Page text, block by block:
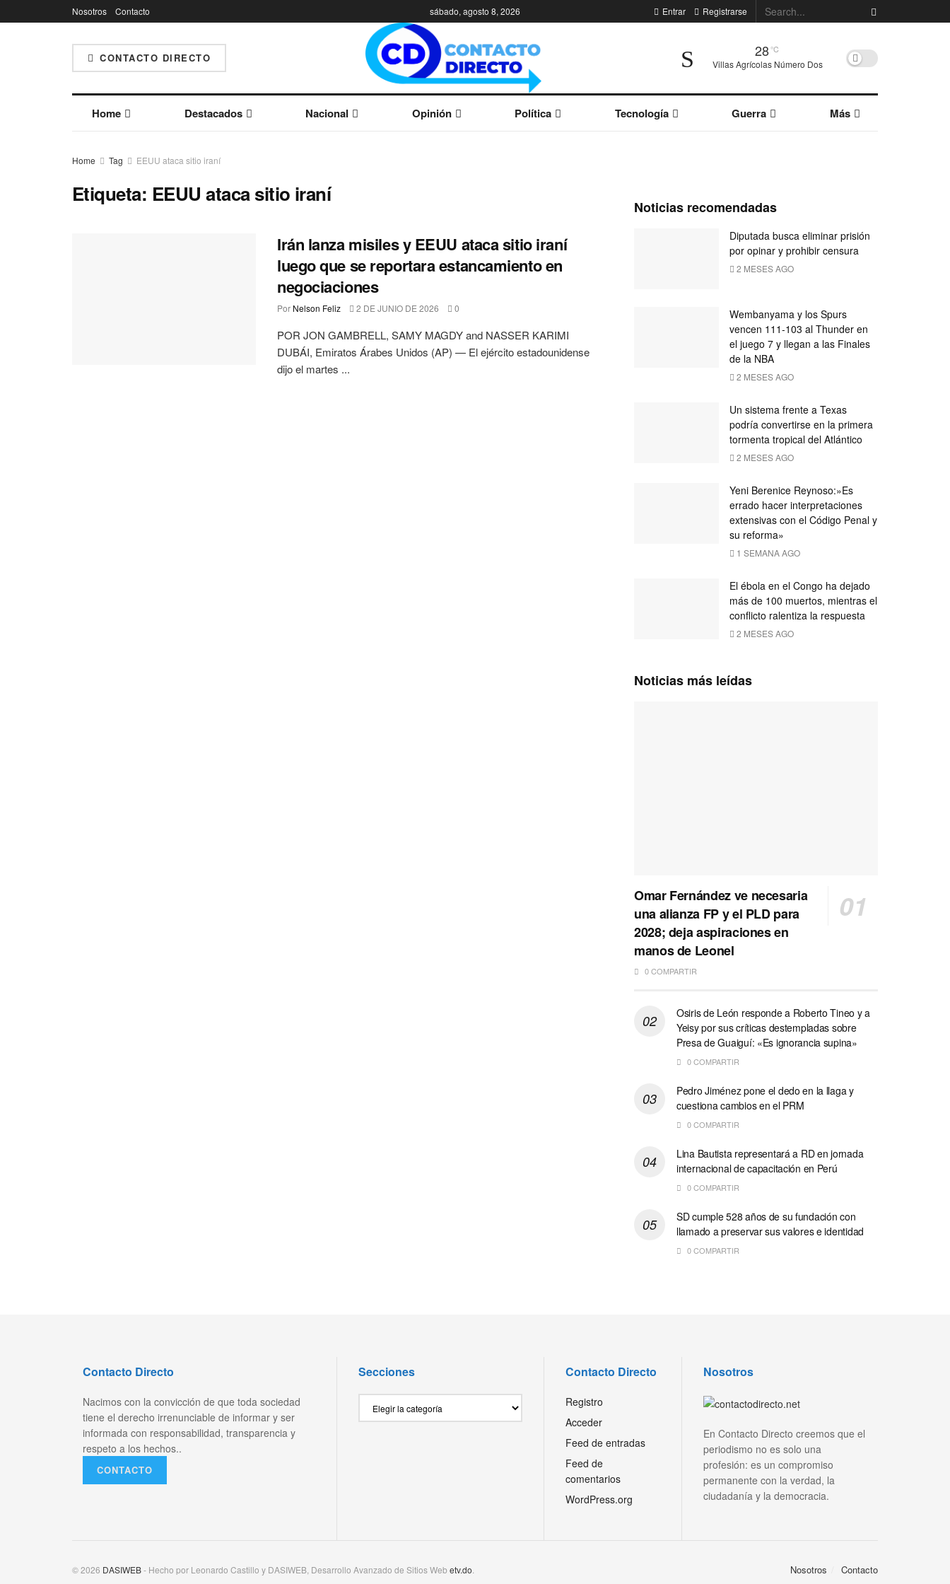
Nosotros Contacto sábado, agosto 8, 2026 Entrar Registrarse
CONTACTO DIRECTO 28°C
Villas Agrícolas Número Dos
Home Destacados Nacional Opinión Política Tecnología Guerra Más
Home Tag EEUU ataca sitio iraní
Etiqueta: EEUU ataca sitio iraní
Irán lanza misiles y EEUU ataca sitio iraní
luego que se reportara estancamiento en
negociaciones
Por Nelson Feliz 2 DE JUNIO DE 2026 0
POR JON GAMBRELL, SAMY MAGDY and NASSER KARIMI
DUBÁI, Emiratos Árabes Unidos (AP) — El ejército estadounidense
dijo el martes ...
Noticias recomendadas
Diputada busca eliminar prisión
por opinar y prohibir censura
2 MESES AGO
Wembanyama y los Spurs
vencen 111-103 al Thunder en
el juego 7 y llegan a las Finales
de la NBA
2 MESES AGO
Un sistema frente a Texas
podría convertirse en la primera
tormenta tropical del Atlántico
2 MESES AGO
Yeni Berenice Reynoso:»Es
errado hacer interpretaciones
extensivas con el Código Penal y
su reforma»
1 SEMANA AGO
El ébola en el Congo ha dejado
más de 100 muertos, mientras el
conflicto ralentiza la respuesta
2 MESES AGO
Noticias más leídas
Omar Fernández ve necesaria
una alianza FP y el PLD para
2028; deja aspiraciones en
manos de Leonel
0 COMPARTIR
Osiris de León responde a Roberto Tineo y a
Yeisy por sus críticas destempladas sobre
Presa de Guaiguí: «Es ignorancia supina»
0 COMPARTIR
Pedro Jiménez pone el dedo en la llaga y
cuestiona cambios en el PRM
0 COMPARTIR
Lina Bautista representará a RD en jornada
internacional de capacitación en Perú
0 COMPARTIR
SD cumple 528 años de su fundación con
llamado a preservar sus valores e identidad
0 COMPARTIR
Contacto Directo
Nacimos con la convicción de que toda sociedad
tiene el derecho irrenunciable de informar y ser
informada con responsabilidad, transparencia y
respeto a los hechos..
CONTACTO
Secciones Contacto Directo
Registro
Acceder
Feed de entradas
Feed de
comentarios
WordPress.org
Nosotros
En Contacto Directo creemos que el
periodismo no es solo una
profesión: es un compromiso
permanente con la verdad, la
ciudadanía y la democracia.
Nosotros Contacto
© 2026 DASIWEB- Hecho por Leonardo Castillo y DASIWEB, Desarrollo Avanzado de Sitios Web etv.do.